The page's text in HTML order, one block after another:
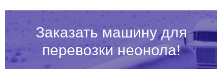
Заказать машину для
перевозки неонола!